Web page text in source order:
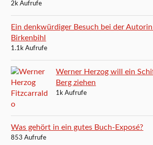
2k Aufrufe
Ein denkwürdiger Besuch bei der Autorin
Birkenbihl
1.1k Aufrufe
Werner Herzog will ein
Berg ziehen
1k Aufrufe
Was gehört in ein gutes Buch-Exposé?
853 Aufrufe